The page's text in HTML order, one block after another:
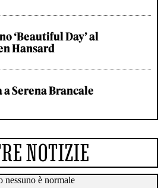
‘Beautiful Day’ al
Hansard
Serena Brancale
NOTIZIE